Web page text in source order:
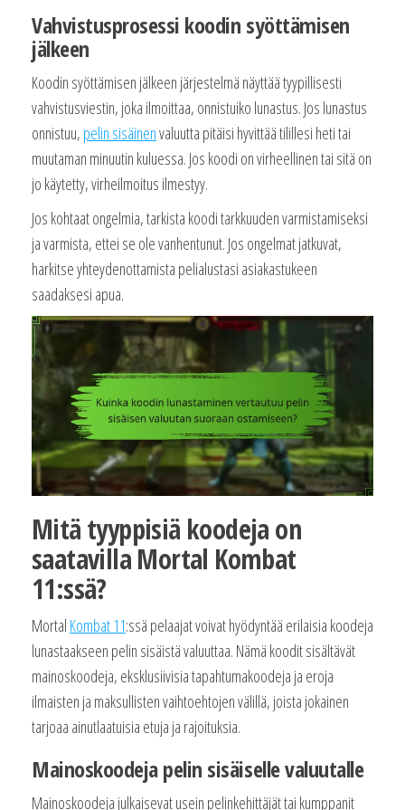
Vahvistusprosessi koodin syöttämisen
jälkeen
Koodin syöttämisen jälkeen järjestelmä näyttää tyypillisesti
vahvistusviestin, joka ilmoittaa, onnistuiko lunastus. Jos lunastus
onnistuu, pelin sisäinenvaluutta pitäisi hyvittää tilillesi heti tai
muutaman minuutin kuluessa. Jos koodi on virheellinen tai sitä on
jo käytetty, virheilmoitus ilmestyy.
Jos kohtaat ongelmia, tarkista koodi tarkkuuden varmistamiseksi
ja varmista, ettei se ole vanhentunut. Jos ongelmat jatkuvat,
harkitse yhteydenottamista pelialustasi asiakastukeen
saadaksesi apua.
Mitä tyyppisiä koodeja on
saatavilla Mortal Kombat
11:ssä?
Mortal Kombat 11:ssä pelaajat voivat hyödyntää erilaisia koodeja
lunastaakseen pelin sisäistä valuuttaa. Nämä koodit sisältävät
mainoskoodeja, eksklusiivisia tapahtumakoodeja ja eroja
ilmaisten ja maksullisten vaihtoehtojen välillä, joista jokainen
tarjoaa ainutlaatuisia etuja ja rajoituksia.
Mainoskoodeja pelin sisäiselle valuutalle
Mainoskoodeja julkaisevat usein pelinkehittäjät tai kumppanit